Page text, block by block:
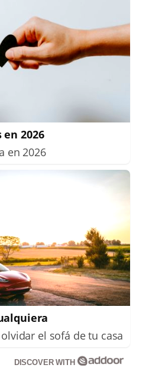
2026
en 2026
el sofá de tu casa
DISCOVER WITH